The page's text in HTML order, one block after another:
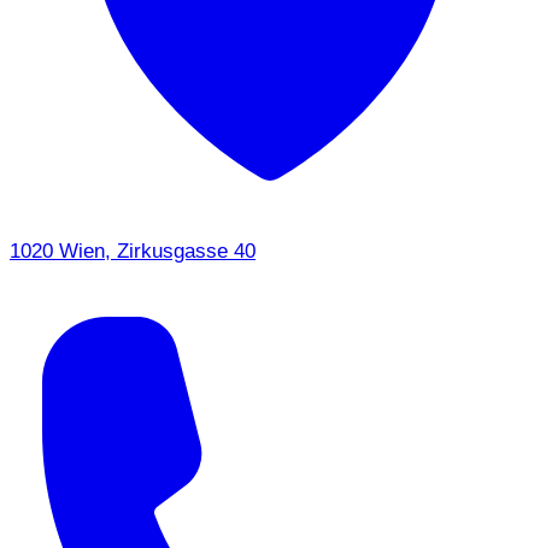
1020 Wien, Zirkusgasse 40